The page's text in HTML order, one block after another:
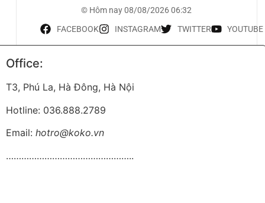
© Hôm nay 08/08/2026 06:32
FACEBOOK INSTAGRAM TWITTER YOUTUBE
Office:
T3, Phú La, Hà Đông, Hà Nội
Hotline: 036.888.2789
Email: hotro@koko.vn
…………………………………………..